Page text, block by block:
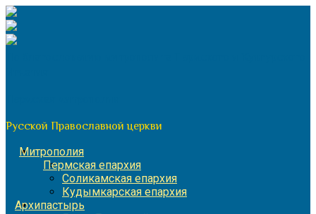
Перейти
к
содержимому
Русской Православной церкви
Митрополия
Пермская епархия
Соликамская епархия
Кудымкарская епархия
Архипастырь